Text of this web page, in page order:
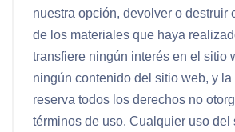
nuestra opción, devolver o destruir
de los materiales que haya
transfiere ningún interés en el sitio
ningún contenido del sitio web, y
reserva todos los derechos no
términos de uso. Cualquier uso del